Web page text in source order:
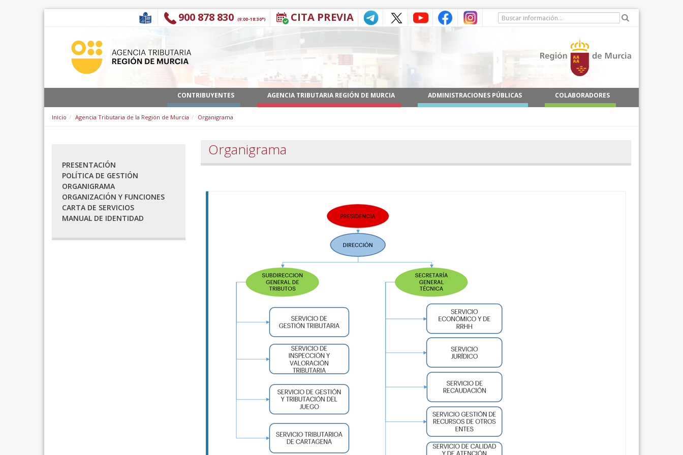
CITA PREVIA
900 878 830 (9:00-18:30*)
CONTRIBUYENTES AGENCIA TRIBUTARIA REGIÓN DE MURCIA ADMINISTRACIONES PÚBLICAS COLABORADORES
Inicio Agencia Tributaria de la Región de Murcia Organigrama
PRESENTACIÓN
POLÍTICA DE GESTIÓN
ORGANIGRAMA
ORGANIZACIÓN Y FUNCIONES
CARTA DE SERVICIOS
MANUAL DE IDENTIDAD
Organigrama